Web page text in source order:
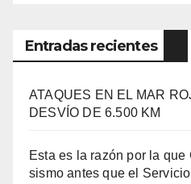
Entradas recientes
ATAQUES EN EL MAR
DESVÍO DE 6.500 KM
Esta es la razón por la
sismo antes que el